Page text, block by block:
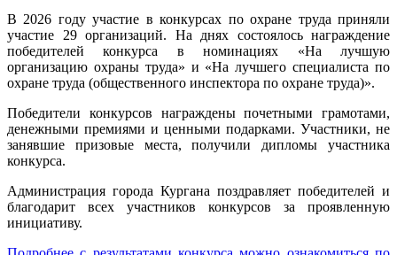
В 2026 году участие в конкурсах по охране труда приняли
участие 29 организаций. На днях состоялось награждение
победителей конкурса в номинациях «На лучшую
организацию охраны труда» и «На лучшего специалиста по
охране труда (общественного инспектора по охране труда)».
Победители конкурсов награждены почетными грамотами,
денежными премиями и ценными подарками. Участники, не
занявшие призовые места, получили дипломы участника
конкурса.
​Администрация города Кургана поздравляет победителей и
благодарит всех участников конкурсов за проявленную
инициативу.